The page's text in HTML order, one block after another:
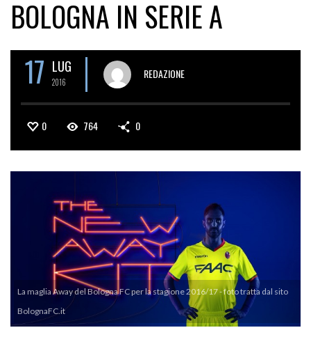
BOLOGNA IN SERIE A
17 LUG
2016
REDAZIONE
0 764 0
La maglia Away del Bologna FC per la stagione 2016/17 - foto tratta dal sito
BolognaFC.it